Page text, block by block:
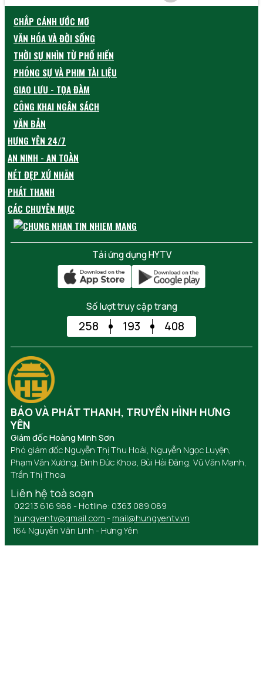
CHẮP CÁNH ƯỚC MƠ
VĂN HÓA VÀ ĐỜI SỐNG
THỜI SỰ NHÌN TỪ PHỐ HIẾN
PHÓNG SỰ VÀ PHIM TÀI LIỆU
GIAO LƯU - TỌA ĐÀM
CÔNG KHAI NGÂN SÁCH
VĂN BẢN
HƯNG YÊN 24/7
AN NINH - AN TOÀN
NÉT ĐẸP XỨ NHÃN
PHÁT THANH
CÁC CHUYÊN MỤC
Tải ứng dụng HYTV
Số lượt truy cập trang
258 193 408
BÁO VÀ PHÁT THANH, TRUYỀN HÌNH HƯNG
YÊN
Giám đốc Hoàng Minh Sơn
Phó giám đốc Nguyễn Thị Thu Hoài, Nguyễn Ngọc Luyện,
Phạm Văn Xướng, Đinh Đức Khoa, Bùi Hải Đăng, Vũ Văn Mạnh,
Trần Thị Thoa
Liên hệ toà soạn
02213 616 988 - Hotline: 0363 089 089
hungyentv@gmail.com - mail@hungyentv.vn
164 Nguyễn Văn Linh - Hưng Yên